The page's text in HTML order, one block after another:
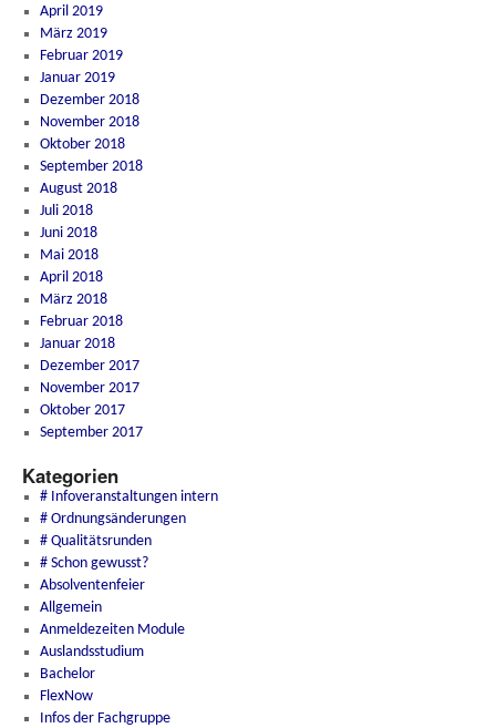
April 2019
März 2019
Februar 2019
Januar 2019
Dezember 2018
November 2018
Oktober 2018
September 2018
August 2018
Juli 2018
Juni 2018
Mai 2018
April 2018
März 2018
Februar 2018
Januar 2018
Dezember 2017
November 2017
Oktober 2017
September 2017
Kategorien
# Infoveranstaltungen intern
# Ordnungsänderungen
# Qualitätsrunden
# Schon gewusst?
Absolventenfeier
Allgemein
Anmeldezeiten Module
Auslandsstudium
Bachelor
FlexNow
Infos der Fachgruppe